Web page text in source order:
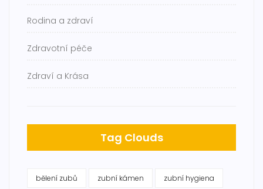
Rodina a zdraví
Zdravotní péče
Zdraví a Krása
Tag Clouds
bělení zubů zubní kámen zubní hygiena